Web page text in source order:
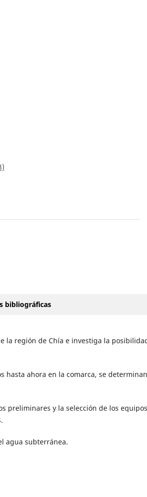
bibliográficas
la región de Chía e investiga la
hasta ahora en la comarca, se
preliminares y la selección de los
agua subterránea.